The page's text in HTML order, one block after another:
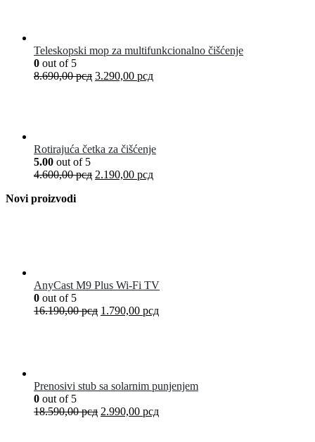
Teleskopski mop za multifunkcionalno čišćenje
0 out of 5
8.690,00рсд 3.290,00 рсд
Rotirajuća četka za čišćenje
5.00 out of 5
4.600,00рсд 2.190,00 рсд
Novi proizvodi
AnyCast M9 Plus Wi-Fi TV
0 out of 5
16.190,00рсд 1.790,00 рсд
Prenosivi stub sa solarnim punjenjem
0 out of 5
18.590,00рсд 2.990,00 рсд